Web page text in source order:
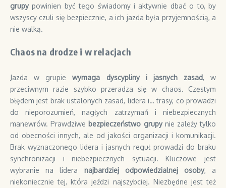
grupypowinien być tego świadomy i aktywnie dbać o to, by
wszyscy czuli się bezpiecznie, a ich jazda była przyjemnością, a
nie walką.
Chaos na drodze i w relacjach
Jazda w grupiewymaga dyscypliny i jasnych zasad, w
przeciwnym razie szybko przeradza się w chaos. Częstym
błędem jest brak ustalonych zasad, lidera i… trasy, co prowadzi
do nieporozumień, nagłych zatrzymań i niebezpiecznych
manewrów. Prawdziwe bezpieczeństwo grupynie zależy tylko
od obecności innych, ale od jakości organizacji i komunikacji.
Brak wyznaczonego lidera i jasnych reguł prowadzi do braku
synchronizacji i niebezpiecznych sytuacji. Kluczowe jest
wybranie na lidera najbardziej odpowiedzialnej osoby, a
niekoniecznie tej, która jeździ najszybciej. Niezbędne jest też